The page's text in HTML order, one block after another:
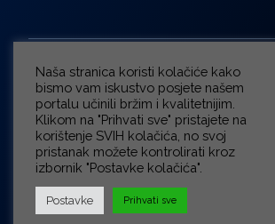
Facebook
© ZG-
Naša stranica koristi kolačiće kako
bismo vam iskustvo posjete našem
portalu učinili bržim i kvalitetnijim.
Klikom na "Prihvati sve" pristajete na
korištenje SVIH kolačića, no svoj
pristanak možete kontrolirati kroz
izbornik "Postavke kolačića".
Postavke Prihvati sve